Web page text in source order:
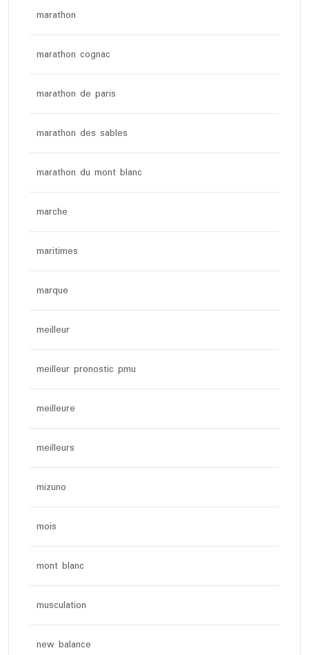
marathon
marathon cognac
marathon de paris
marathon des sables
marathon du mont blanc
marche
maritimes
marque
meilleur
meilleur pronostic pmu
meilleure
meilleurs
mizuno
mois
mont blanc
musculation
new balance